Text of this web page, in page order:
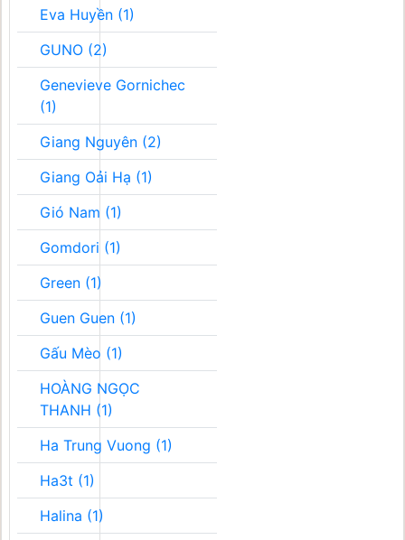
Eva Huyền (1)
GUNO (2)
Genevieve Gornichec
(1)
Giang Nguyên (2)
Giang Oải Hạ (1)
Gió Nam (1)
Gomdori (1)
Green (1)
Guen Guen (1)
Gấu Mèo (1)
HOÀNG NGỌC
THANH (1)
Ha Trung Vuong (1)
Ha3t (1)
Halina (1)